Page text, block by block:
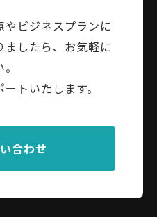
ビジネスプランに
したら、お気軽に
トいたします。
合わせ